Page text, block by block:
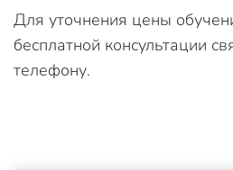
Для уточнения цены
бесплатной консультации
телефону.